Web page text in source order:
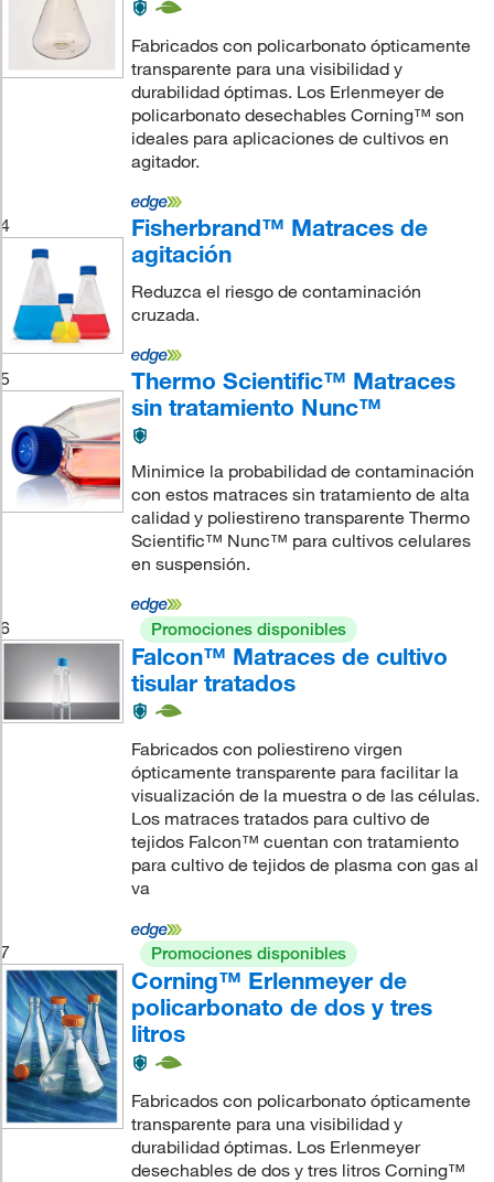
Fabricados con policarbonato ópticamente
transparente para una visibilidad y
durabilidad óptimas. Los Erlenmeyer de
policarbonato desechables Corning™ son
ideales para aplicaciones de cultivos en
agitador.
4
Fisherbrand™ Matraces de
agitación
Reduzca el riesgo de contaminación
cruzada.
5
Thermo Scientific™ Matraces
sin tratamiento Nunc™
Minimice la probabilidad de contaminación
con estos matraces sin tratamiento de alta
calidad y poliestireno transparente Thermo
Scientific™ Nunc™ para cultivos celulares
en suspensión.
6 Promociones disponibles
Falcon™ Matraces de cultivo
tisular tratados
Fabricados con poliestireno virgen
ópticamente transparente para facilitar la
visualización de la muestra o de las células.
Los matraces tratados para cultivo de
tejidos Falcon™ cuentan con tratamiento
para cultivo de tejidos de plasma con gas al
va
7 Promociones disponibles
Corning™ Erlenmeyer de
policarbonato de dos y tres
litros
Fabricados con policarbonato ópticamente
transparente para una visibilidad y
durabilidad óptimas. Los Erlenmeyer
desechables de dos y tres litros Corning™